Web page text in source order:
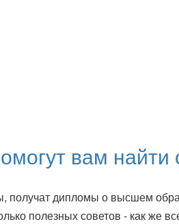
вам
получат дипломы о высшем
полезных советов - как же